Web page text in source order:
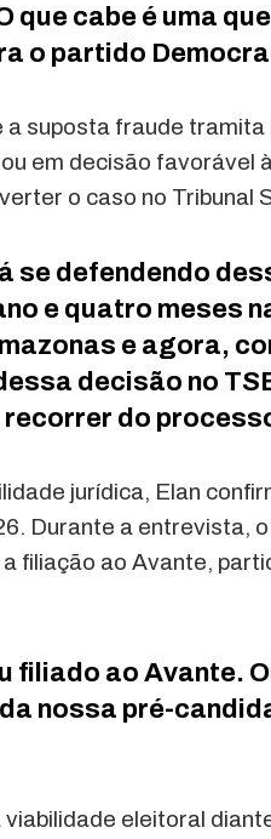
que cabe é uma
o partido
suposta fraude
em decisão favorável
o caso no Tribunal
se defendendo
e quatro meses
e agora,
decisão no
do
jurídica, Elan
Durante a entrevista,
filiação ao Avante,
filiado ao Avante.
nossa pré-
eleitoral